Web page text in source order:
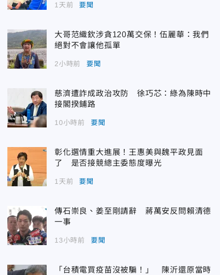
1天前 要聞
大哥范織欽涉貪120萬交保！伍麗華：我們
絕對不會讓他孤單
2小時前 要聞
慈濟遭詐成政治攻防 徐巧芯：綠為陳時中
接閣揆鋪路
10小時前 要聞
彰化選情重大進展！王惠美與魏平政見面
了 是否接競總主委態度曝光
1天前 要聞
傳石崇良、姜至剛請辭 蔣萬安反問賴清德
一事
13小時前 要聞
「台積電買疫苗沒被騙！」 陳沂還原當時